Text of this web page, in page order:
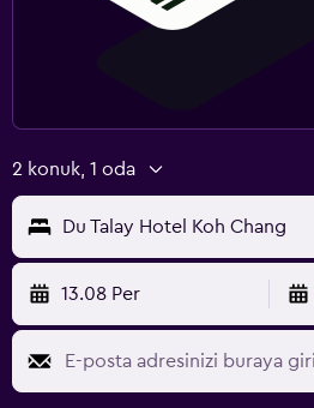
2 konuk, 1 oda
Du Talay Hotel Koh Chang
13.08 Per